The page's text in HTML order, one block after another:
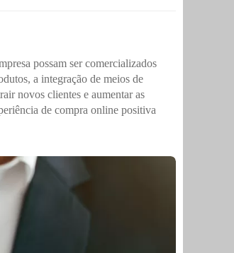
possam ser comercializados
a integração de meios de
novos clientes e aumentar as
de compra online positiva